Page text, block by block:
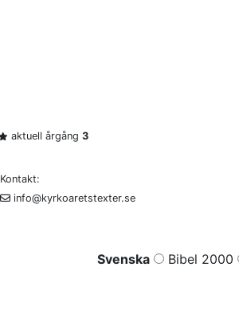
aktuell årgång 3
Kontakt:
info@kyrkoaretstexter.se
Svenska Bibel 2000